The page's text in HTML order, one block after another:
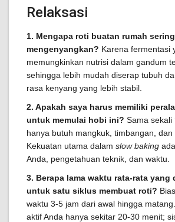
Relaksasi
1. Mengapa roti buatan rumah
mengenyangkan? Karena fermentasi
memungkinkan nutrisi dalam gandum
sehingga lebih mudah diserap tubuh
rasa kenyang yang lebih stabil.
2. Apakah saya harus memiliki
untuk memulai hobi ini? Sama sekali
hanya butuh mangkuk, timbangan, dan
Kekuatan utama dalam slow baking
Anda, pengetahuan teknik, dan waktu.
3. Berapa lama waktu rata-rata yang
untuk satu siklus membuat roti?
waktu 3-5 jam dari awal hingga
aktif Anda hanya sekitar 20-30 menit;